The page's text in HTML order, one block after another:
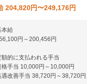
204,820円〜249,176円
本給
円～200,456円
額的に支払われる手当
格手当 10,000円～10,000円
遇改善手当 38,720円～38,720円